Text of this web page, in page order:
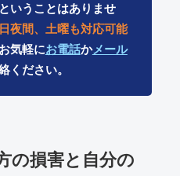
いうことはありませ
夜間、土曜も対応可能
お気軽にお電話かメール
ください。
の損害と自分の